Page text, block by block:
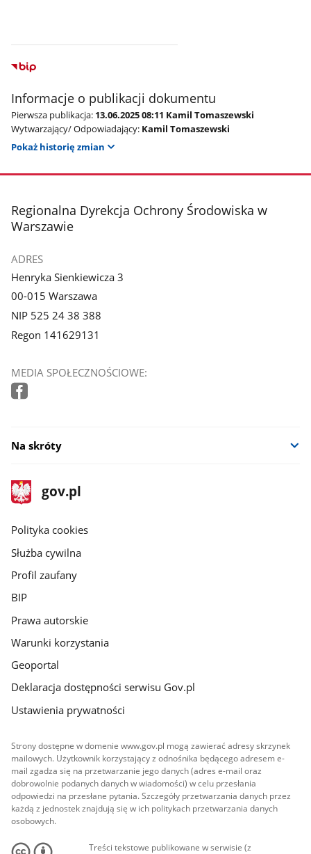
Informacje o publikacji dokumentu
Pierwsza publikacja: 13.06.2025 08:11 Kamil Tomaszewski
Wytwarzający/ Odpowiadający: Kamil Tomaszewski
Pokaż historię zmian
stopka
Regionalna Dyrekcja Ochrony Środowiska w
Warszawie
ADRES
Henryka Sienkiewicza 3
00-015 Warszawa
NIP 525 24 38 388
Regon 141629131
MEDIA SPOŁECZNOŚCIOWE:
Na skróty
stopka
gov.pl
Strona
gov.pl
gov.pl
Polityka cookies
Służba cywilna
Profil zaufany
BIP
Prawa autorskie
Warunki korzystania
Geoportal
Deklaracja dostępności serwisu Gov.pl
Ustawienia prywatności
Strony dostępne w domenie www.gov.pl mogą zawierać adresy skrzynek
mailowych. Użytkownik korzystający z odnośnika będącego adresem e-
mail zgadza się na przetwarzanie jego danych (adres e-mail oraz
dobrowolnie podanych danych w wiadomości) w celu przesłania
odpowiedzi na przesłane pytania. Szczegóły przetwarzania danych przez
każdą z jednostek znajdują się w ich politykach przetwarzania danych
osobowych.
Treści tekstowe publikowane w serwisie (z